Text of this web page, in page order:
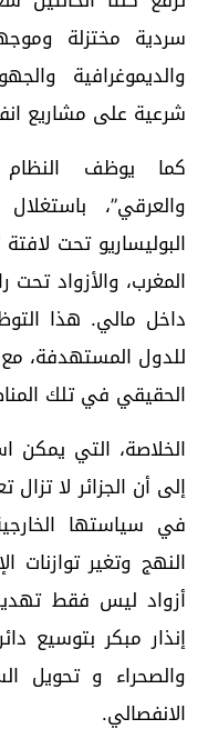
سردية مختزلة
والديموغرافية
شرعية على مشاريع
كما يوظف النظام
والعرقي”،
البوليساريو تحت
المغرب، والأزواد تحت
داخل مالي. هذا
للدول المستهدفة،
الحقيقي في تلك
الخلاصة، التي
إلى أن الجزائر لا تزال
في سياستها
النهج وتغير توازنات
أزواد ليس فقط
إنذار مبكر بتوسيع
والصحراء و تحويل
الانفصالي.